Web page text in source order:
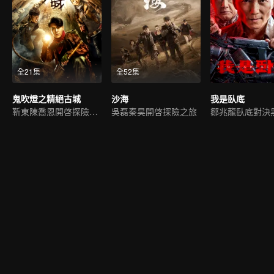
全21集
鬼吹燈之精絕古城
靳東陳喬恩開啓探險之旅
全52集
沙海
吳磊秦昊開啓探險之旅
我是臥底
鄒兆龍臥底對決